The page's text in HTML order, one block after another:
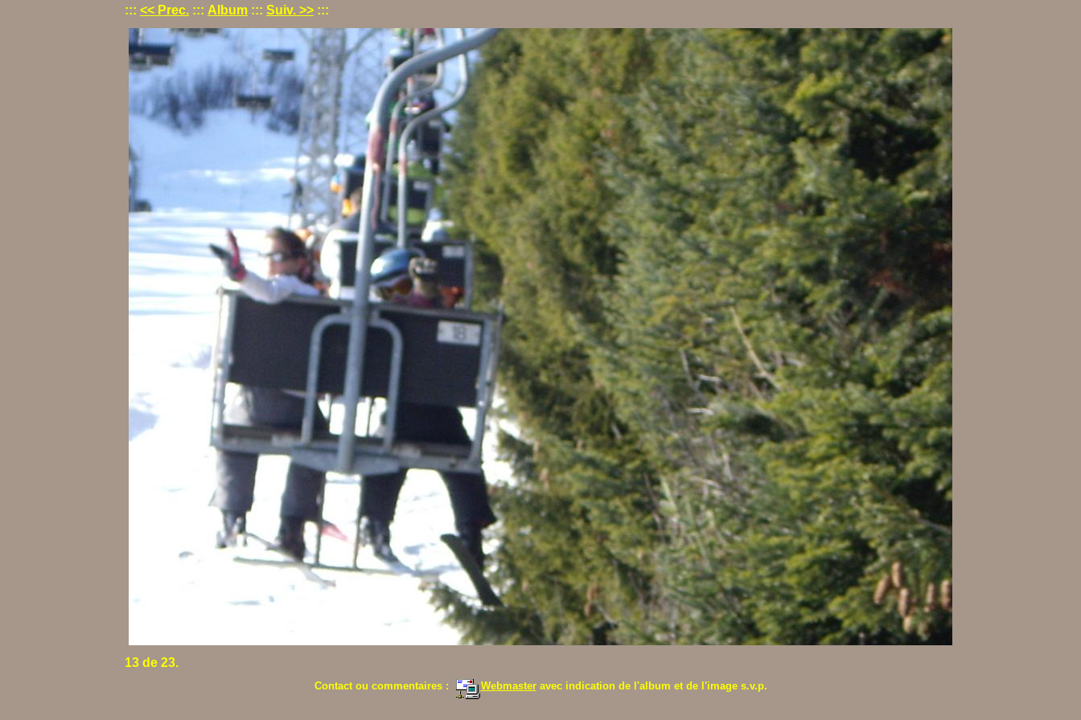
::: << Prec. ::: Album ::: Suiv. >> :::
13 de 23.
Contact ou commentaires : Webmasteravec indication de l'album et de l'image s.v.p.